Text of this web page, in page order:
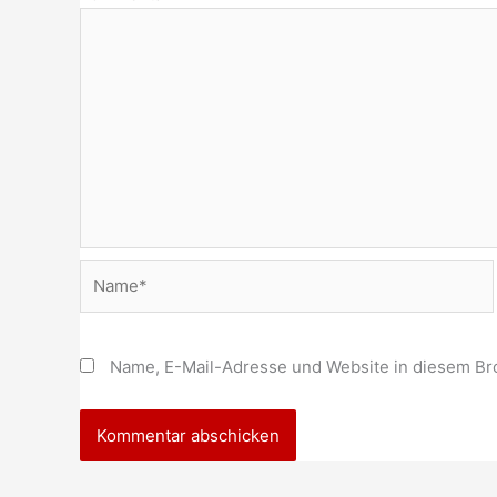
Name, E-Mail-Adresse und Website in diesem